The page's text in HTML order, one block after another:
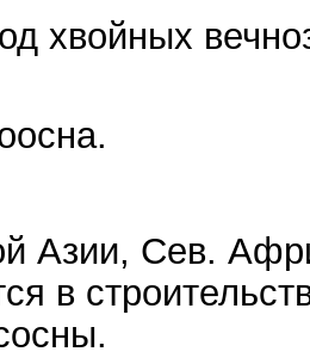
хвойных
Азии, Сев.
в